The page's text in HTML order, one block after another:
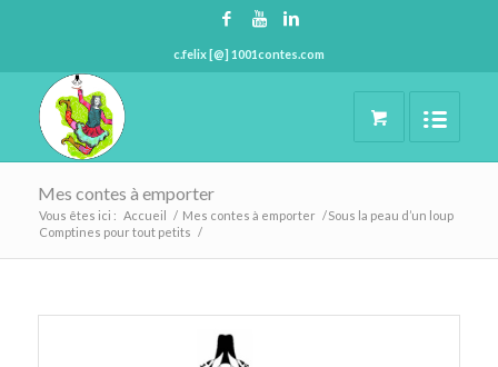
c.felix [@] 1001contes.com
Mes contes à emporter
Vous êtes ici : Accueil / Mes contes à emporter /
Comptines pour tout petits /
Sous la peau d’un loup